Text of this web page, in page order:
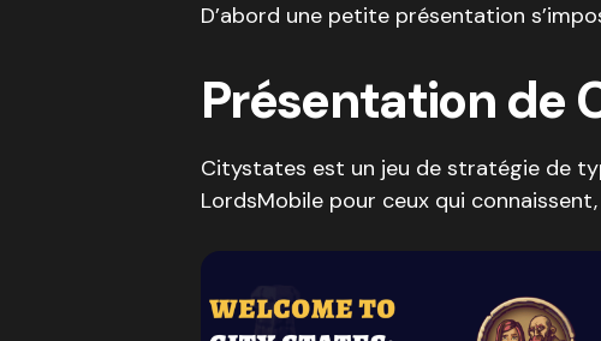
D’abord une petite présentation
Présentation de
Citystates est un jeu de stratégie de
LordsMobile pour ceux qui